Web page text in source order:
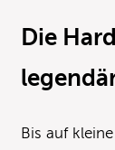
Die
Bis auf